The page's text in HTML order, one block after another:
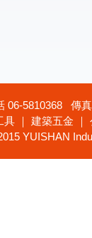
06-5810368 傳
｜ 建築五金
YUISHAN